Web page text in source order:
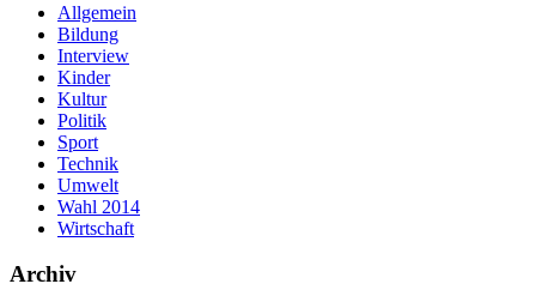
Allgemein
Bildung
Interview
Kinder
Kultur
Politik
Sport
Technik
Umwelt
Wahl 2014
Wirtschaft
Archiv